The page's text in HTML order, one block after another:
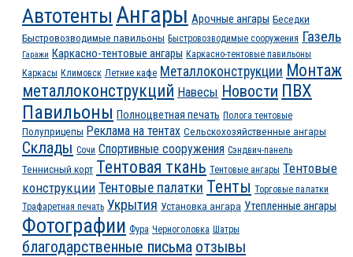
Автотенты Ангары Арочные ангары Беседки
Быстровозводимые павильоны Быстровозводимые сооружения Газель
Гаражи Каркасно-тентовые ангары Каркасно-тентовые павильоны
Каркасы Климовск Летние кафе Металлоконструкции Монтаж
металлоконструкций Навесы Новости ПВХ
Павильоны Полноцветная печать Полога тентовые
Полуприцепы Реклама на тентах Сельскохозяйственные ангары
Склады Сочи Спортивные сооружения Сэндвич-панель
Теннисный корт Тентовая ткань Тентовые ангары Тентовые
конструкции Тентовые палатки Тенты Торговые палатки
Трафаретная печать Укрытия Установка ангара Утепленные ангары
Фотографии Фура Черноголовка Шатры
благодарственные письма отзывы